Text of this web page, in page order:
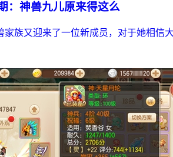
：神兽九儿原来得这么
家族又迎来了一位新成员，对于她相